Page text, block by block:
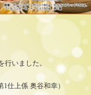
いました。
仕上係 奥谷和幸）